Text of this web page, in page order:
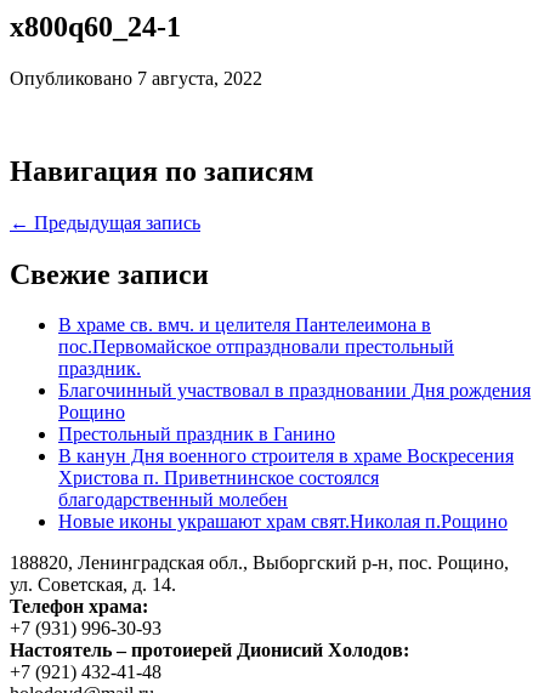
x800q60_24-1
Опубликовано 7 августа, 2022
Навигация по записям
← Предыдущая запись
Свежие записи
В храме св. вмч. и целителя Пантелеимона в
пос.Первомайское отпраздновали престольный
праздник.
Благочинный участвовал в праздновании Дня рождения
Рощино
Престольный праздник в Ганино
В канун Дня военного строителя в храме Воскресения
Христова п. Приветнинское состоялся
благодарственный молебен
Новые иконы украшают храм свят.Николая п.Рощино
188820, Ленинградская обл., Выборгский р-н, пос. Рощино,
ул. Советская, д. 14.
Телефон храма:
+7 (931) 996-30-93
Настоятель – протоиерей Дионисий Холодов:
+7 (921) 432-41-48